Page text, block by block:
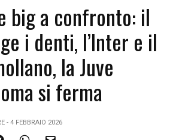
big a confronto: il
i denti, l’Inter e il
la Juve
si ferma
- 4 FEBBRAIO 2026